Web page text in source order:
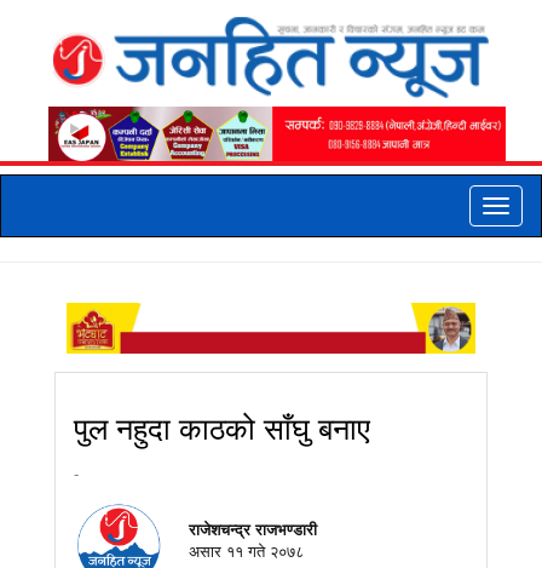
Toggle
पुल नहुदा काठको साँघु बनाए
-
राजेशचन्द्र राजभण्डारी
असार ११ गते २०७८